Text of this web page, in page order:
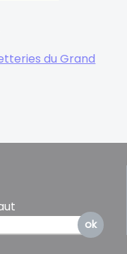
du Grand
ok